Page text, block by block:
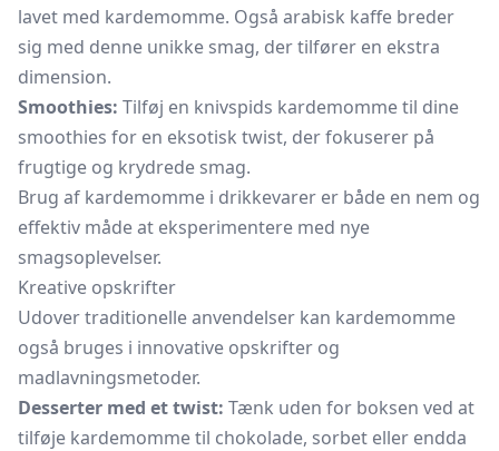
lavet med kardemomme. Også arabisk kaffe breder
sig med denne unikke smag, der tilfører en ekstra
dimension.
Smoothies: Tilføj en knivspids kardemomme til dine
smoothies for en eksotisk twist, der fokuserer på
frugtige og krydrede smag.
Brug af kardemomme i drikkevarer er både en nem og
effektiv måde at eksperimentere med nye
smagsoplevelser.
Kreative opskrifter
Udover traditionelle anvendelser kan kardemomme
også bruges i innovative opskrifter og
madlavningsmetoder.
Desserter med et twist: Tænk uden for boksen ved at
tilføje kardemomme til chokolade, sorbet eller endda